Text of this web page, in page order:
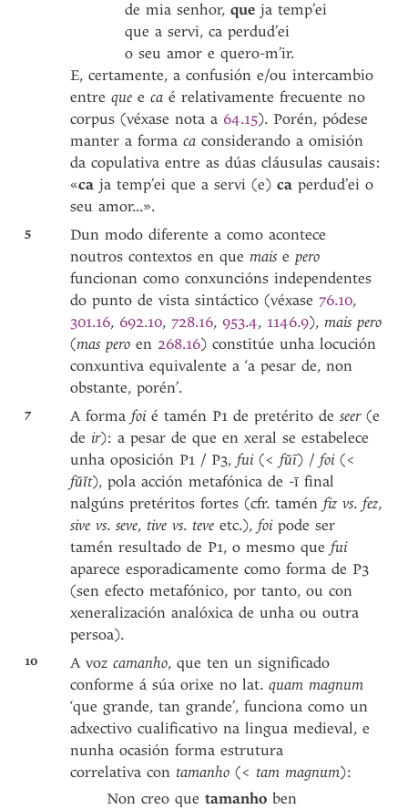
de mia senhor,que ja temp’ei
que a servi, ca perdud’ei
o seu amor e quero-m’ir.
E, certamente, a confusión e/ou intercambio
entreque eca é relativamente frecuente no
corpus (véxase nota a 64.15). Porén, pódese
manter a formaca considerando a omisión
da copulativa entre as dúas cláusulas causais:
«ca ja temp’ei que a servi (e)ca perdud’ei o
seu amor...».
5
Dun modo diferente a como acontece
noutros contextos en quemaisepero
funcionan como conxuncións independentes
do punto de vista sintáctico (véxase76.10,
301.16, 692.10,728.16,953.4, 1146.9),mais pero
(mas pero en 268.16) constitúe unha locución
conxuntiva equivalente a ‘a pesar de, non
obstante, porén’.
7 A formafoié tamén P1 de pretérito deseer(e
de ir): a pesar de que en xeral se estabelece
unha oposición P1 / P3,fui(<fŭī) /foi(<
fŭĭt), pola acción metafónica de -ī final
nalgúns pretéritos fortes (cfr. taménfiz vs.fez,
sive vs.seve, tive vs.teve etc.),foipode ser
tamén resultado de P1, o mesmo quefui
aparece esporadicamente como forma de P3
(sen efecto metafónico, por tanto, ou con
xeneralización analóxica de unha ou outra
persoa).
10 A vozcamanho, que ten un significado
conforme á súa orixe no lat.quam magnum
‘que grande, tan grande’, funciona como un
adxectivo cualificativo na lingua medieval, e
nunha ocasión forma estrutura
correlativa contamanho(<tam magnum):
Non creo quetamanho ben